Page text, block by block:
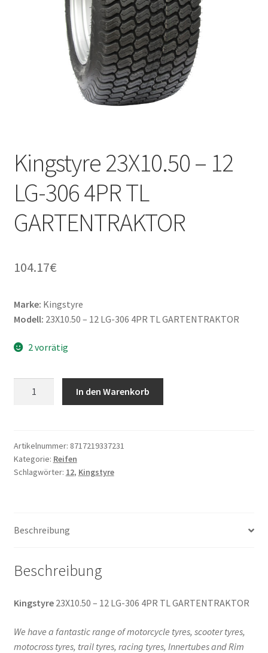
Kingstyre 23X10.50 – 12
LG-306 4PR TL
GARTENTRAKTOR
104.17€
Marke: Kingstyre
Modell: 23X10.50 – 12 LG-306 4PR TL GARTENTRAKTOR
2 vorrätig
LG-
306
4PR
In den Warenkorb
Artikelnummer: 8717219337231
Kategorie: Reifen
Schlagwörter: 12, Kingstyre
Beschreibung
Beschreibung
Kingstyre23X10.50 – 12 LG-306 4PR TL GARTENTRAKTOR
We have a fantastic range of motorcycle tyres, scooter tyres,
motocross tyres, trail tyres, racing tyres, Innertubes and Rim